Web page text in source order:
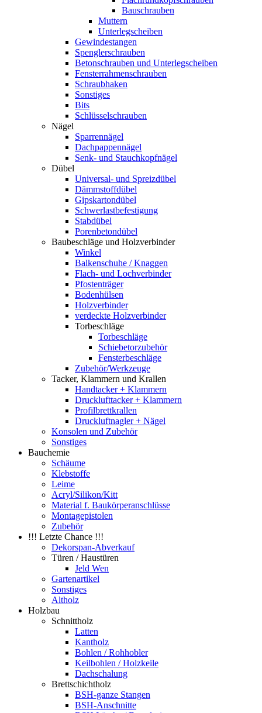
Bauschrauben
Muttern
Unterlegscheiben
Gewindestangen
Spenglerschrauben
Betonschrauben und Unterlegscheiben
Fensterrahmenschrauben
Schraubhaken
Sonstiges
Bits
Schlüsselschrauben
Nägel
Sparrennägel
Dachpappennägel
Senk- und Stauchkopfnägel
Dübel
Universal- und Spreizdübel
Dämmstoffdübel
Gipskartondübel
Schwerlastbefestigung
Stabdübel
Porenbetondübel
Baubeschläge und Holzverbinder
Winkel
Balkenschuhe / Knaggen
Flach- und Lochverbinder
Pfostenträger
Bodenhülsen
Holzverbinder
verdeckte Holzverbinder
Torbeschläge
Torbeschläge
Schiebetorzubehör
Fensterbeschläge
Zubehör/Werkzeuge
Tacker, Klammern und Krallen
Handtacker + Klammern
Drucklufttacker + Klammern
Profilbrettkrallen
Druckluftnagler + Nägel
Konsolen und Zubehör
Sonstiges
Bauchemie
Schäume
Klebstoffe
Leime
Acryl/Silikon/Kitt
Material f. Baukörperanschlüsse
Montagepistolen
Zubehör
!!! Letzte Chance !!!
Dekorspan-Abverkauf
Türen / Haustüren
Jeld Wen
Gartenartikel
Sonstiges
Altholz
Holzbau
Schnittholz
Latten
Kantholz
Bohlen / Rohhobler
Keilbohlen / Holzkeile
Dachschalung
Brettschichtholz
BSH-ganze Stangen
BSH-Anschnitte